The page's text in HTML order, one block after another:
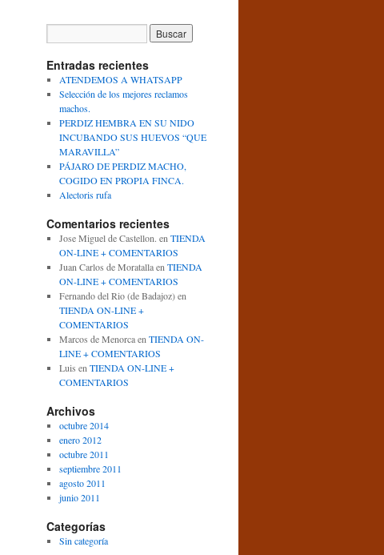
Entradas recientes
ATENDEMOS A WHATSAPP
Selección de los mejores reclamos
machos.
PERDIZ HEMBRA EN SU NIDO
INCUBANDO SUS HUEVOS “QUE
MARAVILLA”
PÁJARO DE PERDIZ MACHO,
COGIDO EN PROPIA FINCA.
Alectoris rufa
Comentarios recientes
Jose Miguel de Castellon. en TIENDA
ON-LINE + COMENTARIOS
Juan Carlos de Moratallaen TIENDA
ON-LINE + COMENTARIOS
Fernando del Rio (de Badajoz)en
TIENDA ON-LINE +
COMENTARIOS
Marcos de Menorcaen TIENDA ON-
LINE + COMENTARIOS
Luis en TIENDA ON-LINE +
COMENTARIOS
Archivos
octubre 2014
enero 2012
octubre 2011
septiembre 2011
agosto 2011
junio 2011
Categorías
Sin categoría